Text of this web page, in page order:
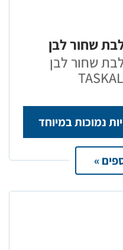
שחור לבן
שחור לבן
נמוכות במיוחד
»